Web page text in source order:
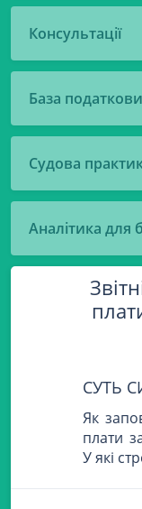
Консультації
База
Судова
Аналітика для
СУТЬ
Як
плати
У які